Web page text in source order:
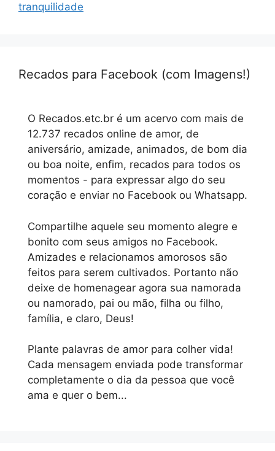
tranquilidade
Recados para Facebook (com Imagens!)
O Recados.etc.br é um acervo com mais de
12.737 recados online de amor, de
aniversário, amizade, animados, de bom dia
ou boa noite, enfim, recados para todos os
momentos - para expressar algo do seu
coração e enviar no Facebook ou Whatsapp.
Compartilhe aquele seu momento alegre e
bonito com seus amigos no Facebook.
Amizades e relacionamos amorosos são
feitos para serem cultivados. Portanto não
deixe de homenagear agora sua namorada
ou namorado, pai ou mão, filha ou filho,
família, e claro, Deus!
Plante palavras de amor para colher vida!
Cada mensagem enviada pode transformar
completamente o dia da pessoa que você
ama e quer o bem...